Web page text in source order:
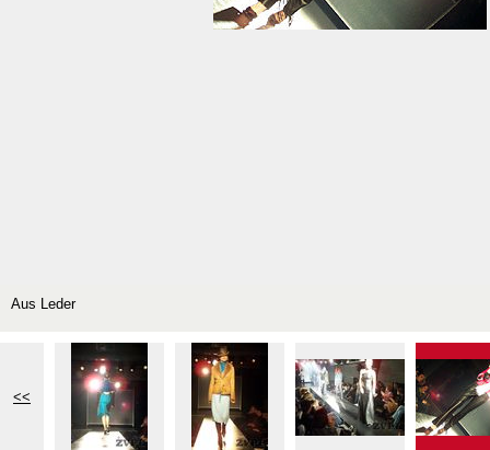
Aus Leder
<<